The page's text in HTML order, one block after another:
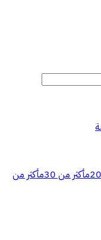
أكثر من 30م
أكثر من